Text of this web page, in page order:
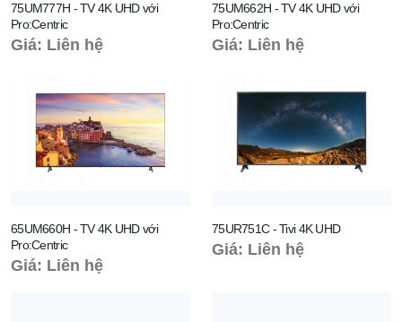
75UM777H - TV 4K UHD với
Pro:Centric
Giá: Liên hệ
75UM662H - TV 4K UHD với
Pro:Centric
Giá: Liên hệ
65UM660H - TV 4K UHD với
Pro:Centric
Giá: Liên hệ
75UR751C - Tivi 4K UHD
Giá: Liên hệ